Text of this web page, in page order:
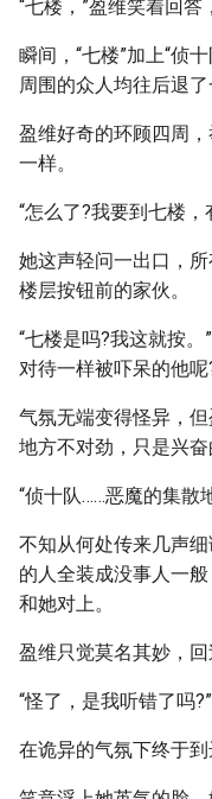
“七楼，”盈维笑着回答
瞬间，“七楼”加上“侦
周围的众人均往后退了
盈维好奇的环顾四周
一样。
“怎么了?我要到七楼，
她这声轻问一出口，
楼层按钮前的家伙。
“七楼是吗?我这就按
对待一样被吓呆的他呢
气氛无端变得怪异，
地方不对劲，只是兴
“侦十队……恶魔的集散
不知从何处传来几声
的人全装成没事人一
和她对上。
盈维只觉莫名其妙，回
“怪了，是我听错了吗?”
在诡异的气氛下终于到